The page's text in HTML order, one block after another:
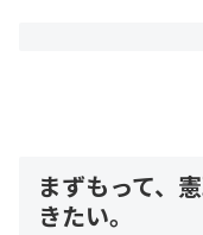
まずもって、
きたい。